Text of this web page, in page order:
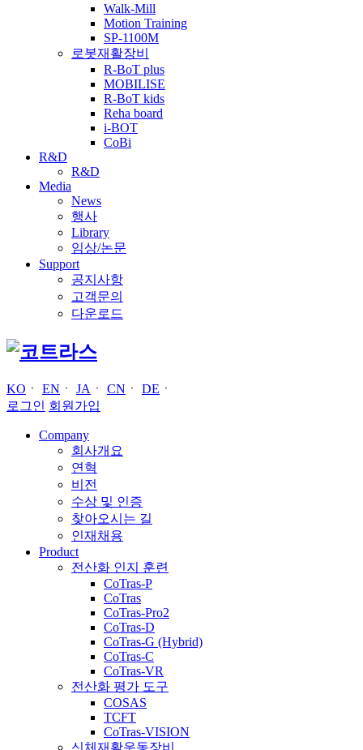
Walk-Mill
Motion Training
SP-1100M
로봇재활장비
R-BoT plus
MOBILISE
R-BoT kids
Reha board
i-BOT
CoBi
R&D
R&D
Media
News
행사
Library
임상/논문
Support
공지사항
고객문의
다운로드
KO ㆍ EN ㆍ JA ㆍ CN ㆍ DE ㆍ
로그인 회원가입
Company
회사개요
연혁
비전
수상 및 인증
찾아오시는 길
인재채용
Product
전산화 인지 훈련
CoTras-P
CoTras
CoTras-Pro2
CoTras-D
CoTras-G (Hybrid)
CoTras-C
CoTras-VR
전산화 평가 도구
COSAS
TCFT
CoTras-VISION
신체재활운동장비